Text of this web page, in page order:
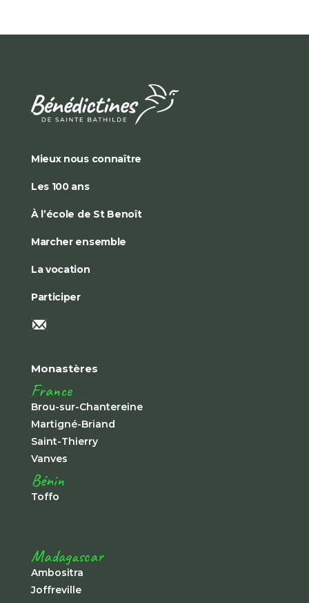
Mieux nous connaître
Les 100 ans
À l’école de St Benoît
Marcher ensemble
La vocation
Participer
Monastères
France
Brou-sur-Chantereine
Martigné-Briand
Saint-Thierry
Vanves
Bénin
Toffo
Madagascar
Ambositra
Joffreville